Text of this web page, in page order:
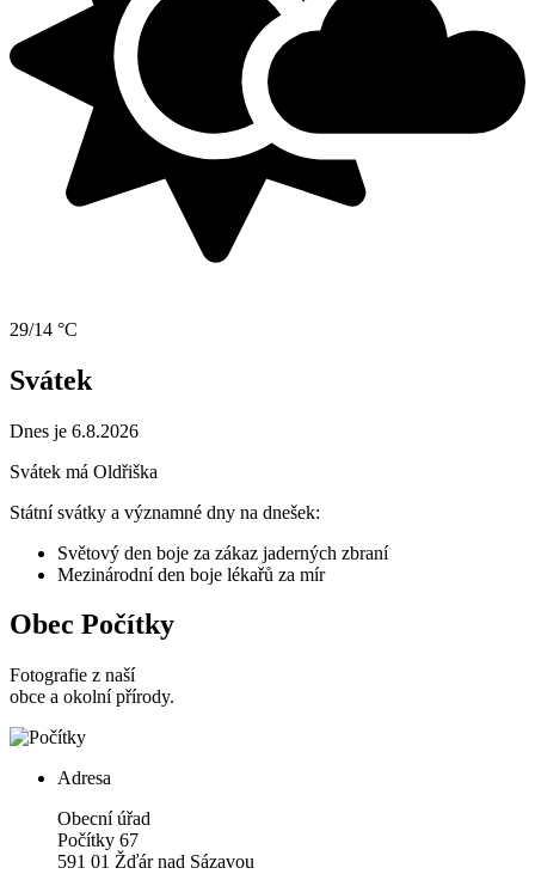
29/14 °C
Svátek
Dnes je 6.8.2026
Svátek má Oldřiška
Státní svátky a významné dny na dnešek:
Světový den boje za zákaz jaderných zbraní
Mezinárodní den boje lékařů za mír
Obec Počítky
Fotografie z naší
obce a okolní přírody.
Adresa
Obecní úřad
Počítky 67
591 01 Žďár nad Sázavou